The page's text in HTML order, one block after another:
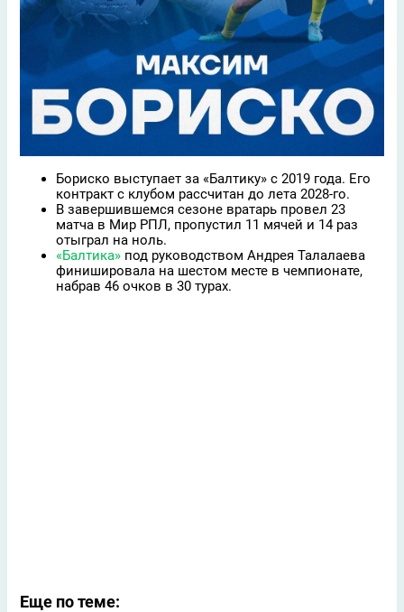
Бориско выступает за «Балтику» с 2019 года. Его
контракт с клубом рассчитан до лета 2028-го.
В завершившемся сезоне вратарь провел 23
матча в Мир РПЛ, пропустил 11 мячей и 14 раз
отыграл на ноль.
«Балтика» под руководством Андрея Талалаева
финишировала на шестом месте в чемпионате,
набрав 46 очков в 30 турах.
Еще по теме: